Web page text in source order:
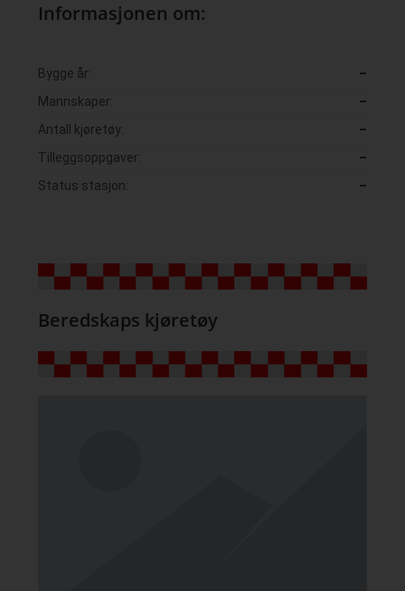
Informasjonen om:
Bygge år:
–
Mannskaper:
–
Antall kjøretøy:
–
Tilleggsoppgaver:
–
Status stasjon:
–
Beredskaps kjøretøy